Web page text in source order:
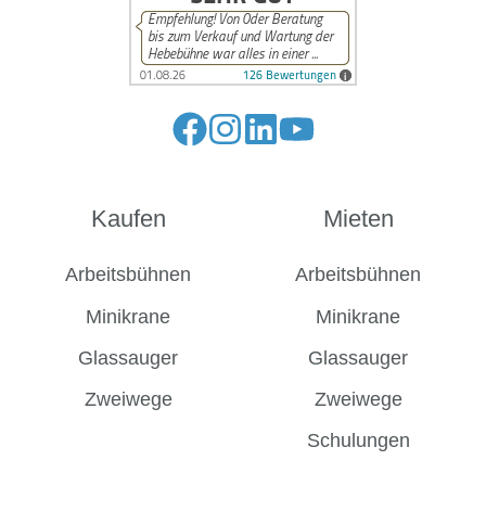
FolgeFolgeFolgeFolge
Kaufen
Arbeitsbühnen
Minikrane
Glassauger
Zweiwege
Mieten
Arbeitsbühnen
Minikrane
Glassauger
Zweiwege
Schulungen